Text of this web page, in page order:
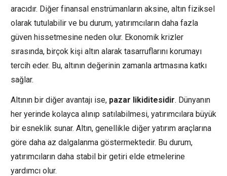
aracıdır. Diğer finansal enstrümanların aksine, altın fiziksel
olarak tutulabilir ve bu durum, yatırımcıların daha fazla
güven hissetmesine neden olur. Ekonomik krizler
sırasında, birçok kişi altın alarak tasarruflarını korumayı
tercih eder. Bu, altının değerinin zamanla artmasına katkı
sağlar.
Altının bir diğer avantajı ise, pazar likiditesidir. Dünyanın
her yerinde kolayca alınıp satılabilmesi, yatırımcılara büyük
bir esneklik sunar. Altın, genellikle diğer yatırım araçlarına
göre daha az dalgalanma göstermektedir. Bu durum,
yatırımcıların daha stabil bir getiri elde etmelerine
yardımcı olur.